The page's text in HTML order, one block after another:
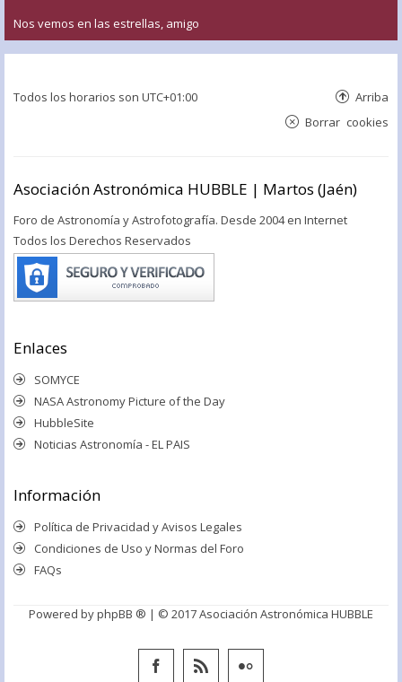
Nos vemos en las estrellas, amigo
Todos los horarios son UTC+01:00 Arriba
Borrar cookies
Asociación Astronómica HUBBLE | Martos (Jaén)
Foro de Astronomía y Astrofotografía. Desde 2004 en Internet
Todos los Derechos Reservados
Enlaces
SOMYCE
NASA Astronomy Picture of the Day
HubbleSite
Noticias Astronomía - EL PAIS
Información
Política de Privacidad y Avisos Legales
Condiciones de Uso y Normas del Foro
FAQs
Powered byphpBB ® | © 2017 Asociación Astronómica HUBBLE